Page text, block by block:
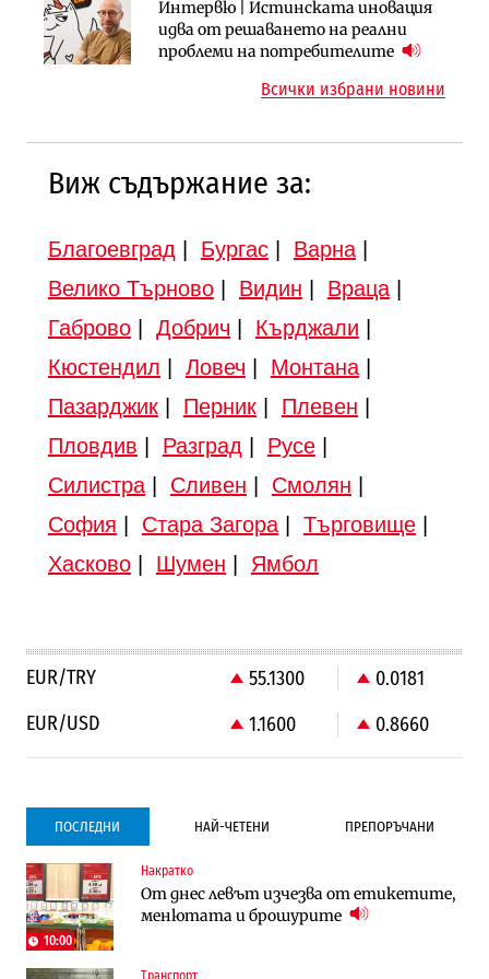
Интервю | Истинската иновация
идва от решаването на реални
проблеми на потребителите
Инфраструктура
АПИ възложи промяната на
парцеларния план за
Инфраструктура
Вторият мост над Варненското
езеро става част от бъдещата
Всички избрани новини
Виж съдържание за:
Благоевград Бургас| Варна|
Велико Търново| Видин Враца|
Габрово| Добрич Кърджали
Кюстендил
Ловеч Монтана|
Пазарджик| Перник| Плевен
Пловдив
Разград Русе|
Силистра| Сливен Смолян
София
Стара Загора| Търговище|
Хасково| Шумен Ямбол
EUR/TRY 55.1300
0.0181
EUR/USD
1.1600 0.8660
ПОСЛЕДНИ НАЙ-ЧЕТЕНИ ПРЕПОРЪЧАНИ
10:00
Накратко
От днес левът изчезва от етикетите,
менютата и брошурите
Транспорт
Градоустройство
Столична община избра изпълнител за
преместването на трамвайното
Компании
Компании
Vivacom предлага над 150 устройства с
90% отстъпка през август
Градоустройство